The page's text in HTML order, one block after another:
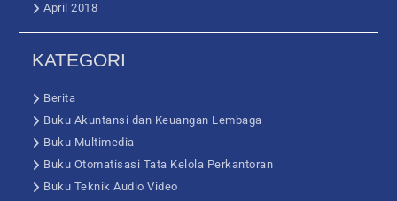
April 2018
KATEGORI
Berita
Buku Akuntansi dan Keuangan Lembaga
Buku Multimedia
Buku Otomatisasi Tata Kelola Perkantoran
Buku Teknik Audio Video